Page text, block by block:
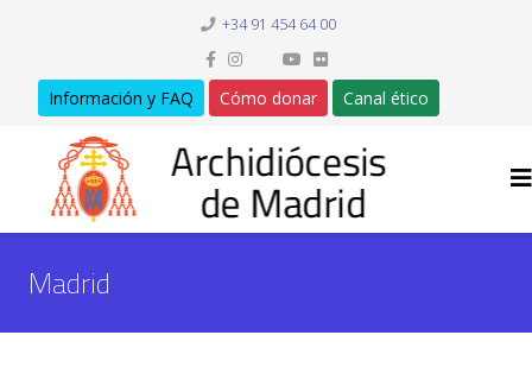
+34 91 454 64 00
Información y FAQ Cómo donar Canal ético
Madrid